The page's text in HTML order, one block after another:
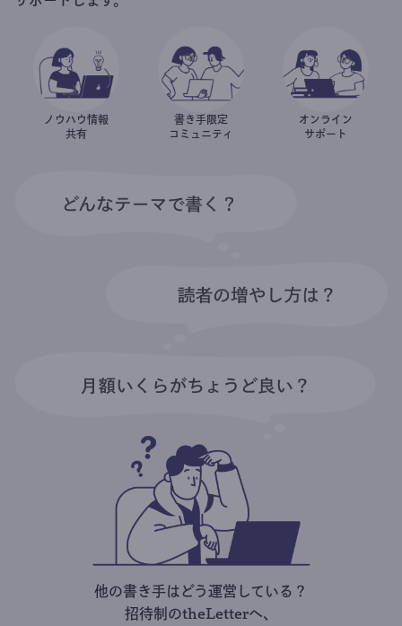
ノウハウ情報
共有
書き手限定
コミュニティ
オンライン
サポート
他の書き手はどう運営している？
招待制のtheLetterへ、